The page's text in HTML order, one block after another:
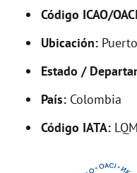
Código ICAO/
Ubicación:
Estado /
País: Colombia
Código IATA: LQM